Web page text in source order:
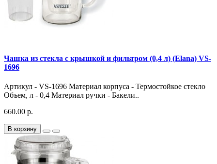
Чашка из стекла с крышкой и фильтром (0,4 л) (Elana) VS-
1696
Артикул - VS-1696 Материал корпуса - Термостойкое стекло
Объем, л - 0,4 Материал ручки - Бакели..
660.00 р.
В корзину